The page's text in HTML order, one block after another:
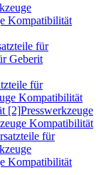
Kompatibilität
für
Geberit
für
Kompatibilität
[2]Presswerkzeuge
Kompatibilität
für
Kompatibilität